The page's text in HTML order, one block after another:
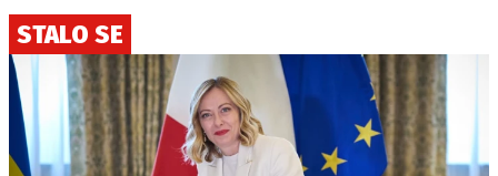
STALO SE